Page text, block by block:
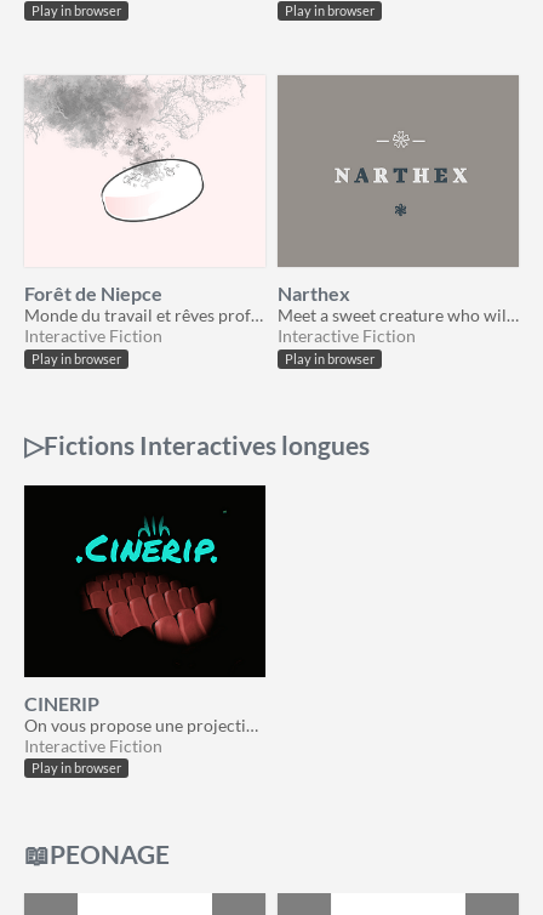
Play in browser Play in browser
Forêt de Niepce
Monde du travail et rêves profonds (FI de moins de 5 minutes)
Interactive Fiction
Play in browser
Narthex
Meet a sweet creature who will guide you to your party (made in 4 hours)
Interactive Fiction
Play in browser
▷Fictions Interactives longues
CINERIP
On vous propose une projection secrète d’un film très attendu, dans un vrai cinéma...
Interactive Fiction
Play in browser
📖PEONAGE